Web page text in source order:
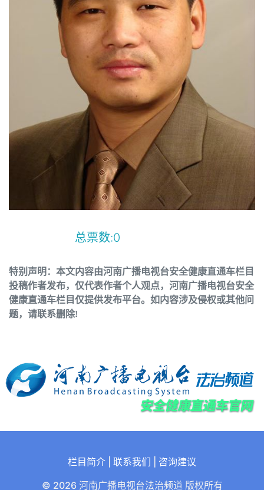
总票数:0
特别声明：本文内容由河南广播电视台安全健康直通车栏目
投稿作者发布，仅代表作者个人观点，河南广播电视台安全
健康直通车栏目仅提供发布平台。如内容涉及侵权或其他问
题，请联系删除!
栏目简介 联系我们
咨询建议
© 2026 河南广播电视台法治频道 版权所有